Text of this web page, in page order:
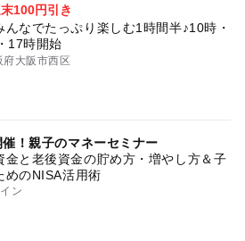
100円引き
んなでたっぷり楽しむ1時間半♪10時・
17時開始
府大阪市西区
！親子のマネーセミナー
金と老後資金の貯め方・増やし方＆子
めのNISA活用術
ン